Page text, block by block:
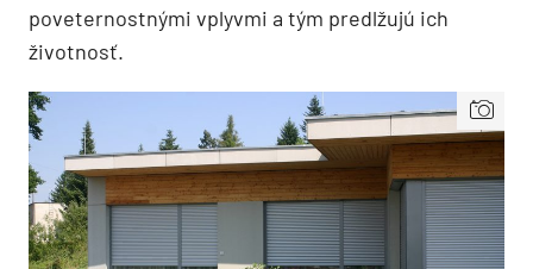
poveternostnými vplyvmi a tým predlžujú ich
životnosť.